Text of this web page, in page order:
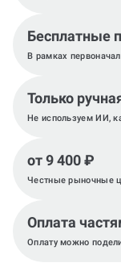
Бесплатные
В рамках
Только
Не используем ИИ,
от 9 400 ₽
Честные рыночные
Оплата
Оплату можно